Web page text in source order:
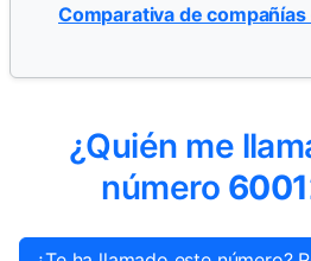
Comparativa de
¿Quién me
número